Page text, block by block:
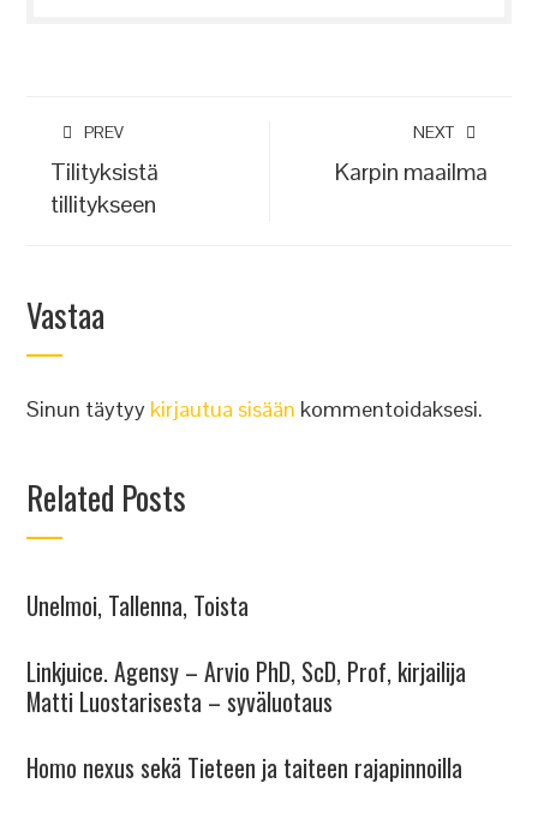
PREV
Tilityksistä
tillitykseen
NEXT
Karpin maailma
Vastaa
Sinun täytyy kirjautua sisään kommentoidaksesi.
Related Posts
Unelmoi, Tallenna, Toista
Linkjuice. Agensy – Arvio PhD, ScD, Prof, kirjailija
Matti Luostarisesta – syväluotaus
Homo nexus sekä Tieteen ja taiteen rajapinnoilla